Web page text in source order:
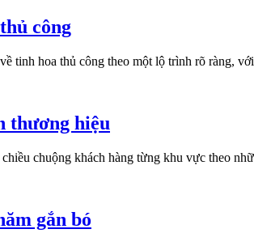
công
tinh hoa thủ công theo một lộ trình rõ ràng,
thương hiệu
chuộng khách hàng từng khu vực theo
gắn bó